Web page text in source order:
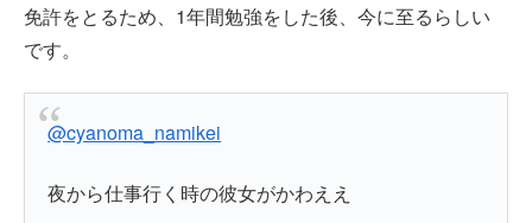
免許をとるため、1年間勉強をした後、今に至るらしい
です。
@cyanoma_namikei
夜から仕事行く時の彼女がかわええ